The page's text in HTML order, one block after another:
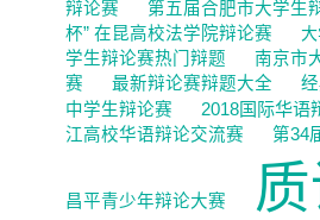
辩论赛
第五届合肥市大学生
杯” 在昆高校法学院辩论赛
学生辩论赛热门辩题
南京市
赛
最新辩论赛辩题大全
中学生辩论赛
2018国际华语
江高校华语辩论交流赛
第34
昌平青少年辩论大赛